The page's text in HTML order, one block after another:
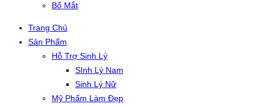
Bổ Mắt
Trang Chủ
Sản Phẩm
Hỗ Trợ Sinh Lý
SInh Lý Nam
Sinh Lý Nữ
Mỹ Phẩm Làm Đẹp